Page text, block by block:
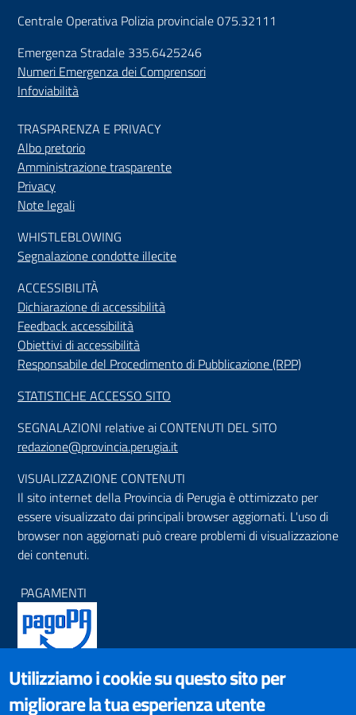
Centrale Operativa Polizia provinciale 075.32111
Emergenza Stradale 335.6425246
Numeri Emergenza dei Comprensori
Infoviabilità
TRASPARENZA E PRIVACY
Albo pretorio
Amministrazione trasparente
Privacy
Note legali
WHISTLEBLOWING
Segnalazione condotte illecite
ACCESSIBILITÀ
Dichiarazione di accessibilità
Feedback accessibilità
Obiettivi di accessibilità
Responsabile del Procedimento di Pubblicazione (RPP)
STATISTICHE ACCESSO SITO
SEGNALAZIONI relative ai CONTENUTI DEL SITO
redazione@provincia.perugia.it
VISUALIZZAZIONE CONTENUTI
Il sito internet della Provincia di Perugia è ottimizzato per
essere visualizzato dai principali browser aggiornati. L'uso di
browser non aggiornati può creare problemi di visualizzazione
dei contenuti.
PAGAMENTI
SOCIAL NETWORKS
Pagina Facebook
Utilizziamo i cookie su questo sito per
migliorare la tua esperienza utente